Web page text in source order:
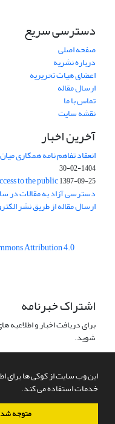
این وب سایت از کوکی ها برای
خدمات استفاده می کند.
متوجه
دسترسی سریع
صفحه اصلی
درباره نشریه
اعضای هیات تحریریه
ارسال مقاله
تماس با ما
نقشه سایت
آخرین اخبار
انعقاد تفاهم نامه همکاری
1404-02-30
to the public1397-09-25
دسترسی آزاد به مقالات در
ارسال مقاله از طریق نشر
Attribution 4.0
اشتراک خبرنامه
برای دریافت اخبار و
شوید.